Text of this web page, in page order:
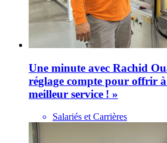
Une minute avec Rachid
réglage compte pour offrir à
meilleur service ! »
Salariés et Carrières